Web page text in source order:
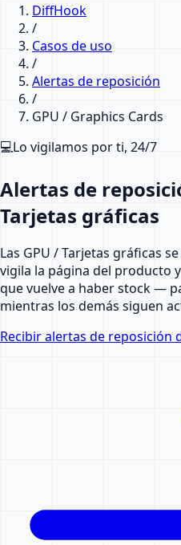
DiffHook
/
Casos de uso
/
Alertas de reposición
/
GPU / Graphics Cards
💻Lo vigilamos por ti, 24/7
Alertas de
Tarjetas gráficas
Las GPU / Tarjetas gráficas
vigila la página del producto
que vuelve a haber stock —
mientras los demás siguen
Recibir alertas de reposición